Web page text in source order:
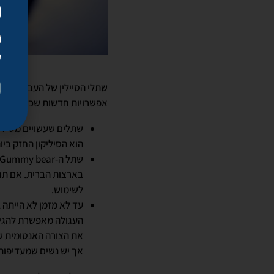
שתלי הסיילין של העבר כבר
אפשרויות חדשות שכדאי
הוא הסיליקון החזק
בארצות הברית. אם
לשימוש.
עד לא מזמן לא הייתה
העגולה מאפשרת
את הצורה
אך יש נשים